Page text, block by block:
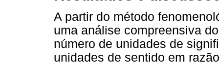
A partir do método
uma análise compreensiva
número de unidades de
unidades de sentido em